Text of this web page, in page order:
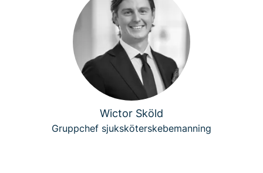
Wictor Sköld
Gruppchef sjuksköterskebemanning